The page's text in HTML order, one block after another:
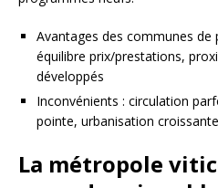
Avantages des communes de
équilibre prix/prestations,
développés
Inconvénients : circulation
pointe, urbanisation croissante
La métropole